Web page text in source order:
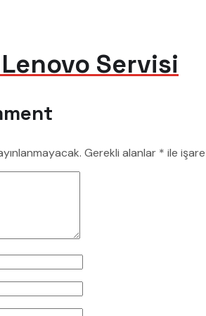
Servisi
Gerekli alanlar * ile